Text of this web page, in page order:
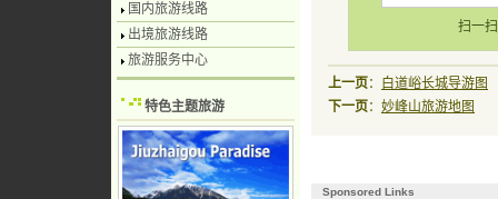
扫一
上一页：
白道峪长城导游图
下一页： 妙峰山旅游地图
Sponsored Links
国内旅游线路
出境旅游线路
旅游服务中心
特色主题旅游